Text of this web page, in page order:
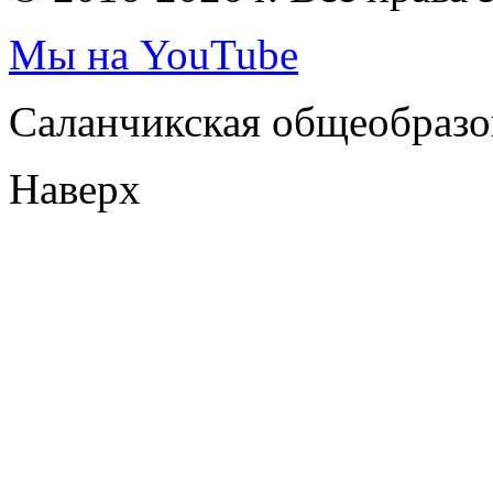
Мы на YouTube
Саланчикская
Наверх